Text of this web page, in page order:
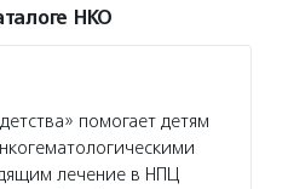
НКО
помогает детям
лечение в НПЦ